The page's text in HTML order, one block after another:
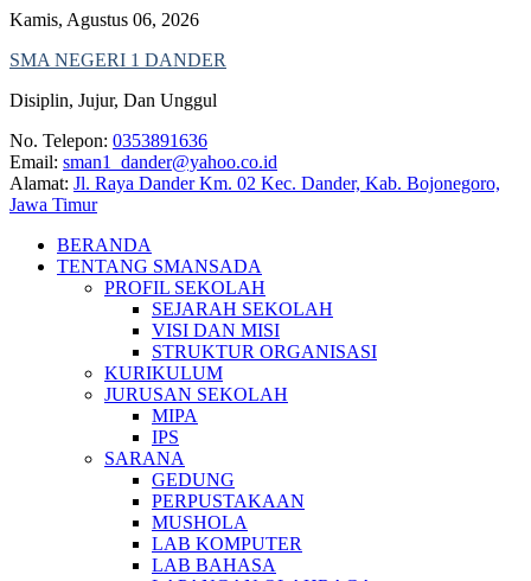
Skip
content
Kamis, Agustus 06, 2026
SMA NEGERI 1 DANDER
Disiplin, Jujur, Dan Unggul
No. Telepon: 0353891636
Email: sman1_dander@yahoo.co.id
Alamat: Jl. Raya Dander Km. 02 Kec. Dander, Kab. Bojonegoro,
Jawa Timur
BERANDA
TENTANG SMANSADA
PROFIL SEKOLAH
SEJARAH SEKOLAH
VISI DAN MISI
STRUKTUR ORGANISASI
KURIKULUM
JURUSAN SEKOLAH
MIPA
IPS
SARANA
GEDUNG
PERPUSTAKAAN
MUSHOLA
LAB KOMPUTER
LAB BAHASA